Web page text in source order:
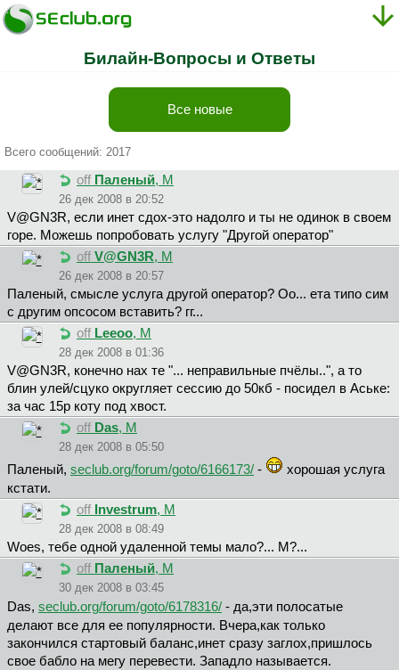
Билайн-Вопросы и Ответы
Все новые
Всего сообщений: 2017
off Паленый, М
26 дек 2008 в 20:52
V@GN3R, если инет сдох-это надолго и ты не одинок в своем
горе. Можешь попробовать услугу "Другой оператор"
off V@GN3R, М
26 дек 2008 в 20:57
Пaлeный, смысле услуга другой оператор? Оо... ета типо сим
с другим опсосом вставить? гг...
off Leeoo, М
28 дек 2008 в 01:36
V@GN3R, конечно нах те "... неправильные пчёлы..", а то
блин улей/сцуко округляет сессию до 50кб - посидел в Аське:
за час 15р коту под хвост.
off Das, М
28 дек 2008 в 05:50
Пaлeный, seclub.org/forum/goto/6166173/ -
хорошая услуга
кстати.
off Investrum, М
28 дек 2008 в 08:49
Woes, тебе одной удаленной темы мало?... М?...
off Паленый, М
30 дек 2008 в 03:45
Das, seclub.org/forum/goto/6178316/ - да,эти полосатые
делают все для ее популярности. Вчера,как только
закончился стартовый баланс,инет сразу заглох,пришлось
свое бабло на мегу перевести. Западло называется.